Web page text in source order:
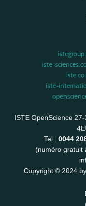
iste-
iste-
ISTE OpenScience
Tel : 0044
(numéro gratuit
Copyright © 2024